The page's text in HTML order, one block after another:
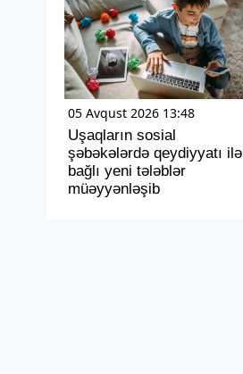
05 Avqust 2026 13:48
Uşaqların sosial
şəbəkələrdə qeydiyyatı ilə
bağlı yeni tələblər
müəyyənləşib